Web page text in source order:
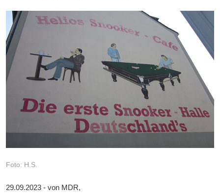
Foto: H.S.
29.09.2023 - von MDR,